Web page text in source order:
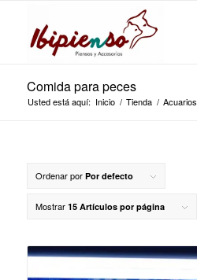
Comida para peces
Usted está aquí: Inicio / Tienda / Acuarios
Ordenar por Por defecto
Mostrar 15 Artículos por página